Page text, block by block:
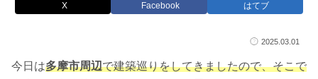
X Facebook はてブ
2025.03.01
今日は多摩市周辺で建築巡りをしてきましたので、そこで